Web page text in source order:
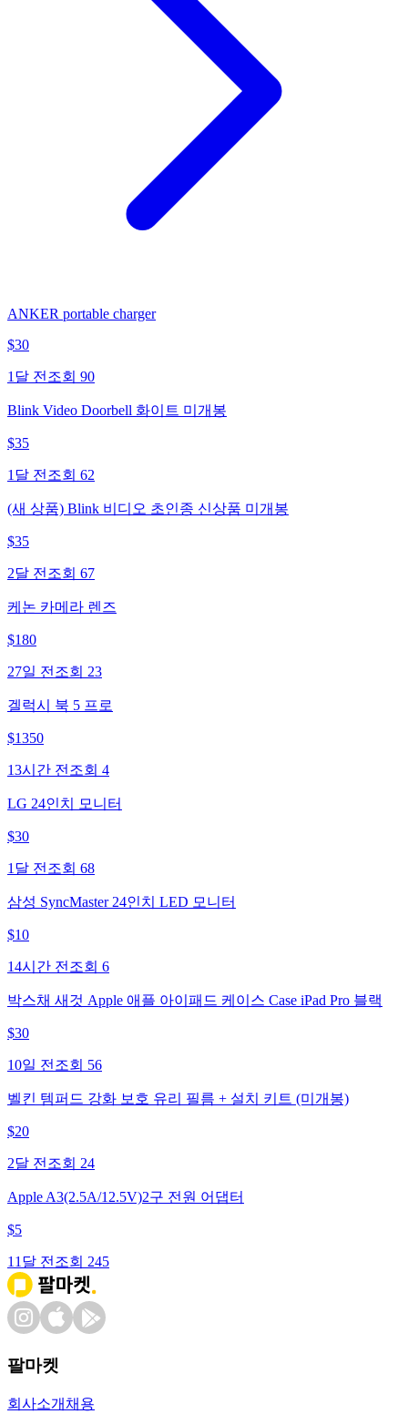
ANKER portable charger
$30
1달 전 조회 90
Blink Video Doorbell 화이트 미개봉
$35
1달 전 조회 62
(새 상품) Blink 비디오 초인종 신상품 미개봉
$35
2달 전 조회 67
케논 카메라 렌즈
$180
27일 전 조회 23
겔럭시 북 5 프로
$1350
13시간 전 조회 4
LG 24인치 모니터
$30
1달 전 조회 68
삼성 SyncMaster 24인치 LED 모니터
$10
14시간 전 조회 6
박스채 새것 Apple 애플 아이패드 케이스 Case iPad Pro 블랙
$30
10일 전 조회 56
벨킨 템퍼드 강화 보호 유리 필름 + 설치 키트 (미개봉)
$20
2달 전 조회 24
Apple A3(2.5A/12.5V)2구 전원 어댑터
$5
11달 전 조회 245
팔마켓
회사소개 채용